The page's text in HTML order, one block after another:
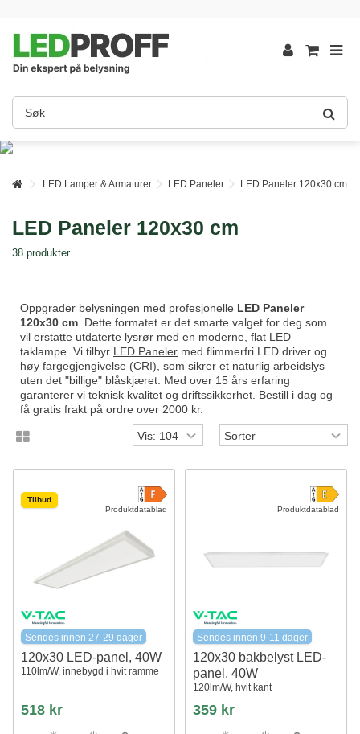
LED Lamper & Armaturer LED Paneler LED Paneler 120x30 cm
LED Paneler 120x30 cm
38 produkter
Oppgrader belysningen med profesjonelle LED Paneler
120x30 cm . Dette formatet er det smarte valget for deg som
vil erstatte utdaterte lysrør med en moderne, flat LED
taklampe. Vi tilbyr LED Paneler med flimmerfri LED driver og
høy fargegjengivelse (CRI), som sikrer et naturlig arbeidslys
uten det "billige" blåskjæret. Med over 15 års erfaring
garanterer vi teknisk kvalitet og driftssikkerhet. Bestill i dag og
få gratis frakt på ordre over 2000 kr.
Produktdatablad
Tilbud
Sendes innen 27-29 dager
120x30 LED-panel, 40W
110lm/W, innebygd i hvit ramme
518 kr
Produktdatablad
Sendes innen 9-11 dager
120x30 bakbelyst LED-
panel, 40W
120lm/W, hvit kant
359 kr